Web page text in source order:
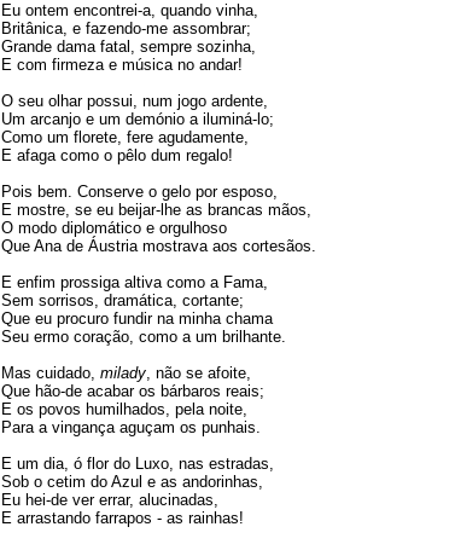
Eu ontem encontrei-a, quando vinha,
Britânica, e fazendo-me assombrar;
Grande dama fatal, sempre sozinha,
E com firmeza e música no andar!
O seu olhar possui, num jogo ardente,
Um arcanjo e um demónio a iluminá-lo;
Como um florete, fere agudamente,
E afaga como o pêlo dum regalo!
Pois bem. Conserve o gelo por esposo,
E mostre, se eu beijar-lhe as brancas mãos,
O modo diplomático e orgulhoso
Que Ana de Áustria mostrava aos cortesãos.
E enfim prossiga altiva como a Fama,
Sem sorrisos, dramática, cortante;
Que eu procuro fundir na minha chama
Seu ermo coração, como a um brilhante.
Mas cuidado, milady, não se afoite,
Que hão-de acabar os bárbaros reais;
E os povos humilhados, pela noite,
Para a vingança aguçam os punhais.
E um dia, ó flor do Luxo, nas estradas,
Sob o cetim do Azul e as andorinhas,
Eu hei-de ver errar, alucinadas,
E arrastando farrapos - as rainhas!